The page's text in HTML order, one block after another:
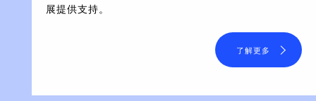
展提供支持。
了解更多